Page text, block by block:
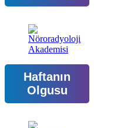
Haftanın
Olgusu